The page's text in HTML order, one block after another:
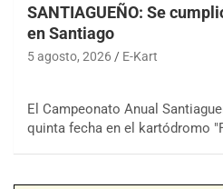
SANTIAGUEÑO: Se
en Santiago
5 agosto, 2026 E-Kart
El Campeonato Anual
quinta fecha en el kartódromo